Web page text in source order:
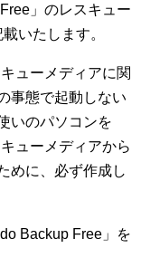
」のレスキュー
いたします。
ューメディアに関
事態で起動しない
いのパソコンを
ューメディアから
めに、必ず作成し
Backup Free」を